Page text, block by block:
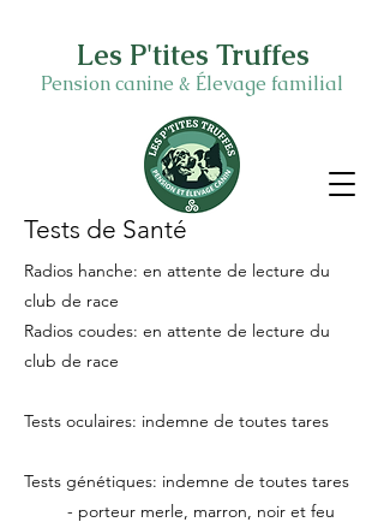
Les P'tites Truffes
Pension canine & Élevage familial
Tests de Santé
Radios hanche: en attente de lecture du
club de race
Radios coudes: en attente de lecture du
club de race
Tests oculaires: indemne de toutes tares
Tests génétiques: indemne de toutes tares
- porteur merle, marron, noir et feu